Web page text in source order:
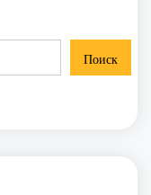
Поиск